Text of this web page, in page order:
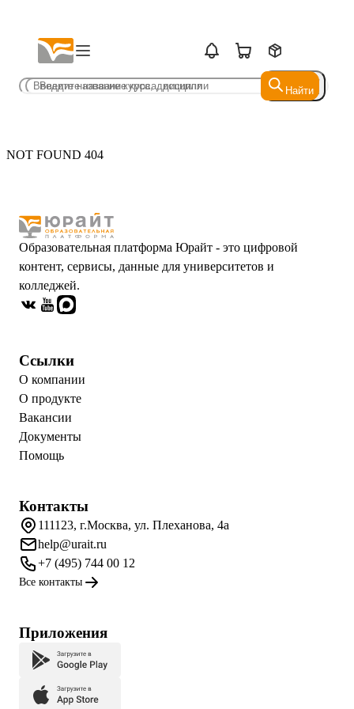
Найти
Найти
NOT FOUND 404
Образовательная платформа Юрайт - это цифровой
контент, сервисы, данные для университетов и
колледжей.
Ссылки
О компании
О продукте
Вакансии
Документы
Помощь
Контакты
111123, г.Москва, ул. Плеханова, 4а
help@urait.ru
+7 (495) 744 00 12
Все контакты
Приложения